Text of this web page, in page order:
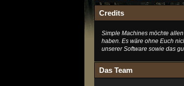
Credits
Simple Machines möchte
haben. Es wäre ohne Euch
unserer Software sowie das
Das Team